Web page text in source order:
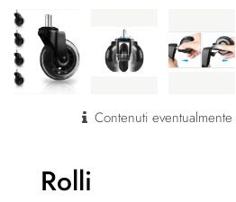
Contenuti
Rolli